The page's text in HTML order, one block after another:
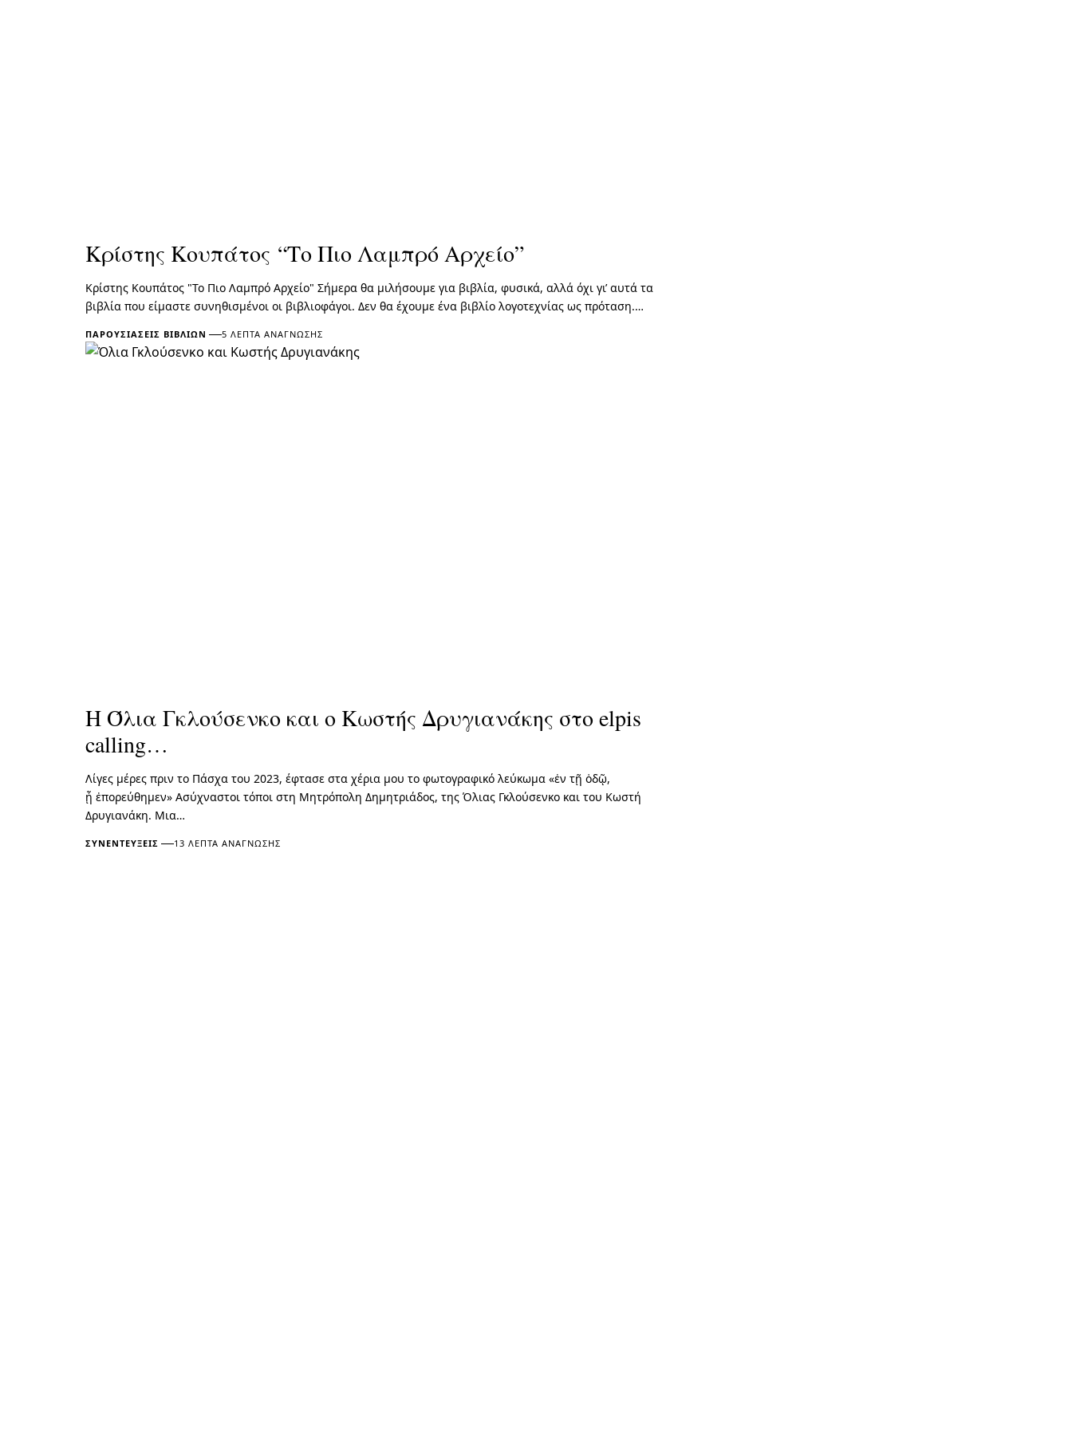
Κρίστης Κουπάτος “Το Πιο Λαμπρό Αρχείο”
Κρίστης Κουπάτος "Το Πιο Λαμπρό Αρχείο" Σήμερα θα μιλήσουμε για βιβλία, φυσικά, αλλά όχι γι’ αυτά τα
βιβλία που είμαστε συνηθισμένοι οι βιβλιοφάγοι. Δεν θα έχουμε ένα βιβλίο λογοτεχνίας ως πρόταση.…
ΠΑΡΟΥΣΙΆΣΕΙΣ ΒΙΒΛΊΩΝ 5 ΛΕΠΤΆ ΑΝΆΓΝΩΣΗΣ
Η Όλια Γκλούσενκο και ο Κωστής Δρυγιανάκης στο elpis
calling…
Λίγες μέρες πριν το Πάσχα του 2023, έφτασε στα χέρια μου το φωτογραφικό λεύκωμα «ἐν τῇ ὁδῷ,
ᾗ ἐπορεύθημεν» Ασύχναστοι τόποι στη Μητρόπολη Δημητριάδος, της Όλιας Γκλούσενκο και του Κωστή
Δρυγιανάκη. Μια…
ΣΥΝΕΝΤΕΎΞΕΙΣ 13 ΛΕΠΤΆ ΑΝΆΓΝΩΣΗΣ